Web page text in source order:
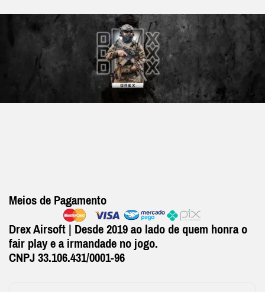
Meios de Pagamento
Drex Airsoft | Desde 2019 ao lado de quem honra o
fair play e a irmandade no jogo.
CNPJ 33.106.431/0001-96